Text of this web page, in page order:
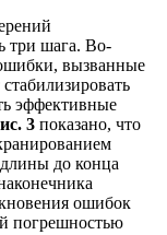
три шага. Во-
вызванные
эффективные
3 показано, что
длины до конца
ошибок
погрешностью